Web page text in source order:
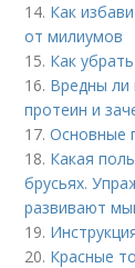
14. Как
от милиумов
15. Как
16. Вредны ли
протеин и
17.Основные
18. Какая
брусьях.
развивают
19.
20. Красные